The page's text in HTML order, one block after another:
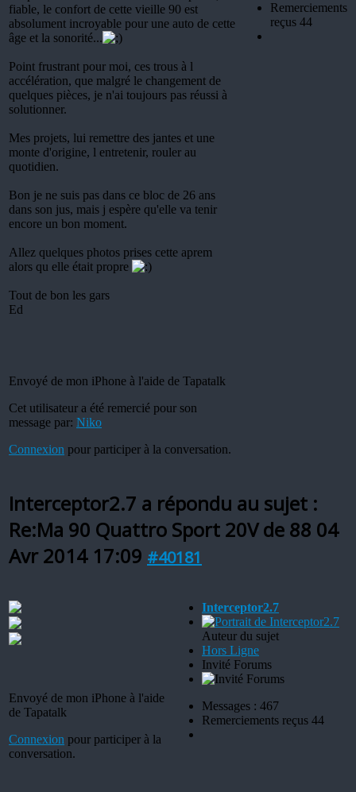
fiable, le confort de cette vieille 90 est
absolument incroyable pour une auto de cette
âge et la sonorité...
Point frustrant pour moi, ces trous à l
accélération, que malgré le changement de
quelques pièces, je n'ai toujours pas réussi à
solutionner.
Mes projets, lui remettre des jantes et une
monte d'origine, l entretenir, rouler au
quotidien.
Bon je ne suis pas dans ce bloc de 26 ans
dans son jus, mais j espère qu'elle va tenir
encore un bon moment.
Allez quelques photos prises cette aprem
alors qu elle était propre
Tout de bon les gars
Ed
Envoyé de mon iPhone à l'aide de Tapatalk
Cet utilisateur a été remercié pour son
message par: Niko
Connexion pour participer à la conversation.
Remerciements
reçus 44
Interceptor2.7 a répondu au sujet :
Re:Ma 90 Quattro Sport 20V de 88 04
Avr 2014 17:09 #40181
Envoyé de mon iPhone à l'aide
de Tapatalk
Connexion pour participer à la
conversation.
Interceptor2.7
Auteur du sujet
Hors Ligne
Invité Forums
Messages : 467
Remerciements reçus 44